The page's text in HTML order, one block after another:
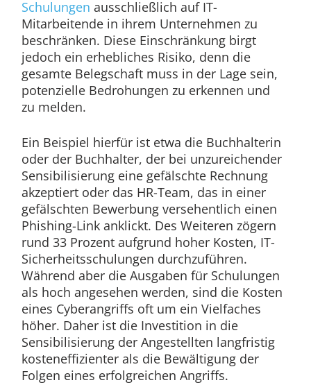
Schulungen ausschließlich auf IT-
Mitarbeitende in ihrem Unternehmen zu
beschränken. Diese Einschränkung birgt
jedoch ein erhebliches Risiko, denn die
gesamte Belegschaft muss in der Lage sein,
potenzielle Bedrohungen zu erkennen und
zu melden.
Ein Beispiel hierfür ist etwa die Buchhalterin
oder der Buchhalter, der bei unzureichender
Sensibilisierung eine gefälschte Rechnung
akzeptiert oder das HR-Team, das in einer
gefälschten Bewerbung versehentlich einen
Phishing-Link anklickt. Des Weiteren zögern
rund 33 Prozent aufgrund hoher Kosten, IT-
Sicherheitsschulungen durchzuführen.
Während aber die Ausgaben für Schulungen
als hoch angesehen werden, sind die Kosten
eines Cyberangriffs oft um ein Vielfaches
höher. Daher ist die Investition in die
Sensibilisierung der Angestellten langfristig
kosteneffizienter als die Bewältigung der
Folgen eines erfolgreichen Angriffs.